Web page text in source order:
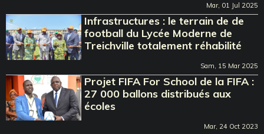
Mar, 01 Jul 2025
Infrastructures : le terrain de de
football du Lycée Moderne de
Treichville totalement réhabilité
Sam, 15 Mar 2025
Projet FIFA For School de la FIFA :
27 000 ballons distribués aux
écoles
Mar, 24 Oct 2023